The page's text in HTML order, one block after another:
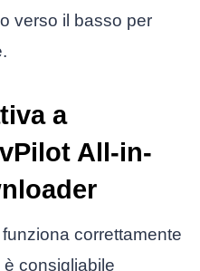
verso il basso per
a
All-in-
correttamente
consigliabile